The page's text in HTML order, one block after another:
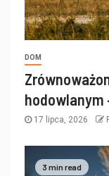
DOM
hodowlanym
17 lipca, 2026
3 min read